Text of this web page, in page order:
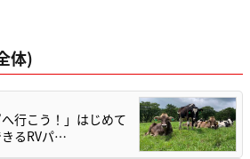
体)
へ行こう！」はじめて
るRVパ…